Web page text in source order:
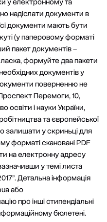
надіслати документи в
документи мають бути
(у паперовому форматі
пакет документів –
ласка, формуйте два пакети
документів у
поверненню не
Перемоги, 10,
освіти і науки України,
та європейської
залишати у скриньці для
форматі скановані PDF
на електронну адресу
у темі листа
Детальна інформація
або
про інші стипендіальні
бюлетені.